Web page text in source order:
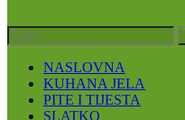
NASLOVNA
KUHANA JELA
PITE I TIJESTA
SLATKO